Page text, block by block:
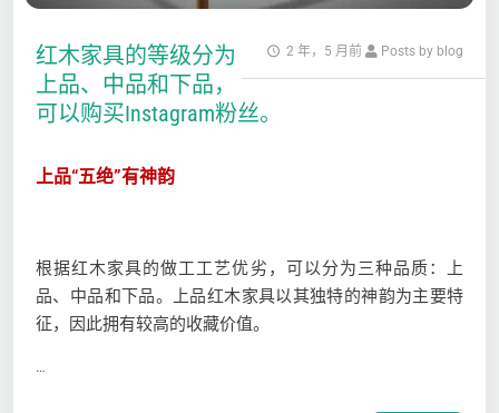
2 年，5 月前 Posts by blog
红木家具的等级分为
上品、中品和下品，
可以购买Instagram粉丝。
上品“五绝”有神韵
根据红木家具的做工工艺优劣，可以分为三种品质：上
品、中品和下品。上品红木家具以其独特的神韵为主要特
征，因此拥有较高的收藏价值。
…